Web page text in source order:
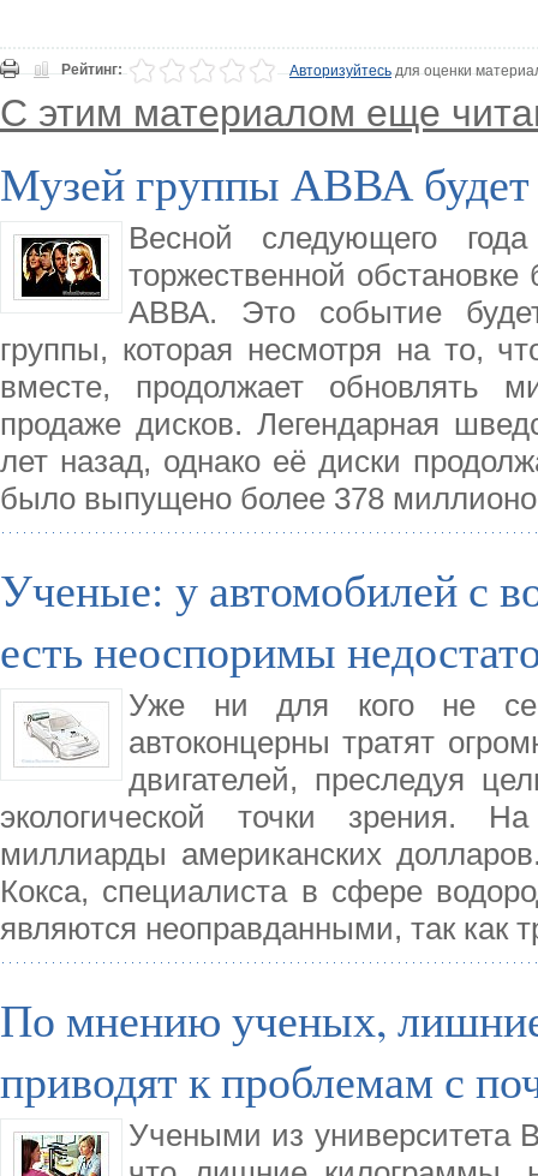
Рейтинг: Авторизуйтесьдля оценки
С этим материалом еще
Музей группы АВВА будет
Весной следующего
торжественной
АВВА. Это событие
группы, которая несмотря на то,
вместе, продолжает обновлять
продаже дисков. Легендарная
лет назад, однако её диски
было выпущено более 378
Ученые: у автомобилей с
есть неоспоримы
Уже ни для кого не
автоконцерны тратят
двигателей, преследуя
экологической точки зрения.
миллиарды американских
Кокса, специалиста в сфере
являются неоправданными, так как
По мнению ученых,
приводят к проблемам с
Учеными из университета